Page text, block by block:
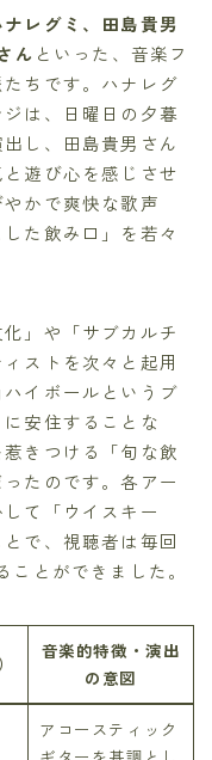
ナレグミ、田島貴男
ん といった、音楽フ
ちです。ハナレグ
は、日曜日の夕暮
し、田島貴男さん
遊び心を感じさせ
かで爽快な歌声
た飲み口」を若々
」や「サブカルチ
ストを次々と起用
イボールというブ
安住することな
きつける「旬な飲
たのです。各アー
て「ウイスキー
で、視聴者は毎回
とができました。
音楽的特徴・演出
の意図
アコースティック